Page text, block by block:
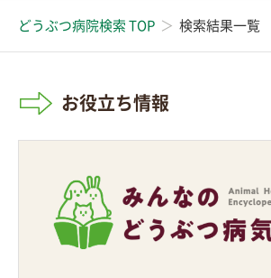
どうぶつ病院検索 TOP 検索結果一覧
お役立ち情報